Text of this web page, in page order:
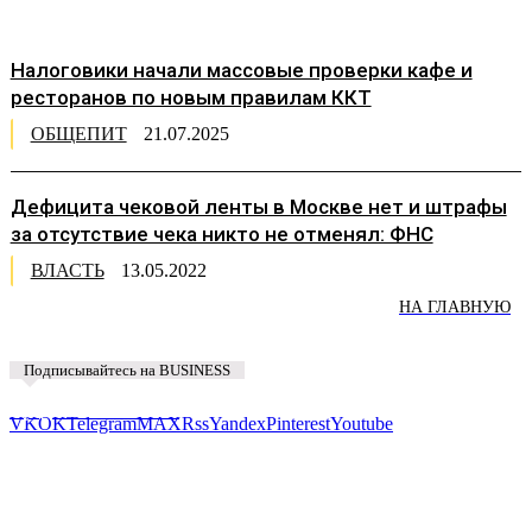
Налоговики начали массовые проверки кафе и
ресторанов по новым правилам ККТ
ОБЩЕПИТ 21.07.2025
Дефицита чековой ленты в Москве нет и штрафы
за отсутствие чека никто не отменял: ФНС
ВЛАСТЬ 13.05.2022
НА ГЛАВНУЮ
Подписывайтесь на BUSINESS
VKOKTelegramMAXRssYandexPinterestYoutube